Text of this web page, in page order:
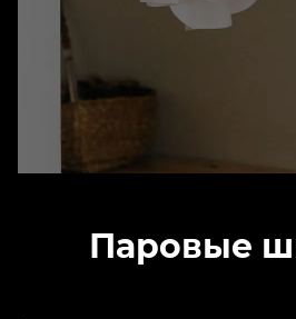
Паровые